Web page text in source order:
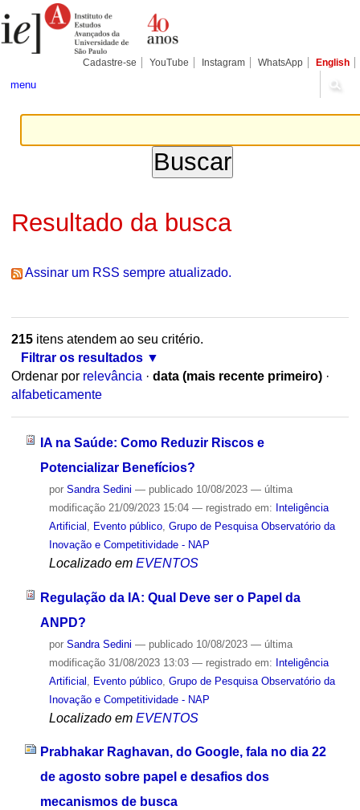
para
conteúdo.
Pessoais
Cadastre-se YouTube Instagram WhatsApp English
menu
Resultado da busca
Assinar um RSS sempre atualizado.
215itens atendem ao seu critério.
Filtrar os resultados
Ordenar por relevância · data (mais recente primeiro) ·
alfabeticamente
IA na Saúde: Como Reduzir Riscos e
Potencializar Benefícios?
por Sandra Sedini — publicado10/08/2023 — última
modificação21/09/2023 15:04 — registrado em: Inteligência
Artificial
Evento público, Grupo de Pesquisa Observatório da
Inovação e Competitividade - NAP
Localizado em EVENTOS
Regulação da IA: Qual Deve ser o Papel da
ANPD?
por Sandra Sedini — publicado10/08/2023 — última
modificação31/08/2023 13:03 — registrado em: Inteligência
Artificial
Evento público, Grupo de Pesquisa Observatório da
Inovação e Competitividade - NAP
Localizado em EVENTOS
Prabhakar Raghavan, do Google, fala no dia 22
de agosto sobre papel e desafios dos
mecanismos de busca